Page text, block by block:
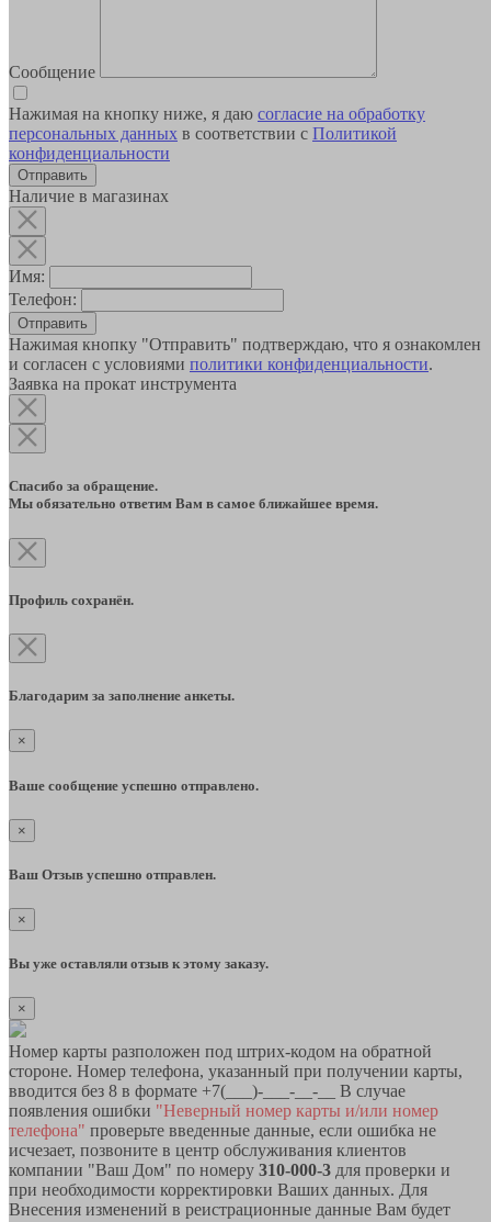
Сообщение
Нажимая на кнопку ниже, я даю согласие на обработку
персональных данных в соответствии с Политикой
конфиденциальности
Наличие в магазинах
Имя:
Телефон:
Отправить
Нажимая кнопку "Отправить" подтверждаю, что я ознакомлен
и согласен с условиями политики конфиденциальности.
Заявка на прокат инструмента
Спасибо за обращение.
Мы обязательно ответим Вам в самое ближайшее время.
Профиль сохранён.
Благодарим за заполнение анкеты.
×
Ваше сообщение успешно отправлено.
×
Ваш Отзыв успешно отправлен.
×
Вы уже оставляли отзыв к этому заказу.
×
Номер карты разположен под штрих-кодом на обратной
стороне. Номер телефона, указанный при получении карты,
вводится без 8 в формате +7(___)-___-__-__ В случае
появления ошибки "Неверный номер карты и/или номер
телефона" проверьте введенные данные, если ошибка не
исчезает, позвоните в центр обслуживания клиентов
компании "Ваш Дом" по номеру 310-000-3 для проверки и
при необходимости корректировки Ваших данных. Для
Внесения изменений в реистрационные данные Вам будет